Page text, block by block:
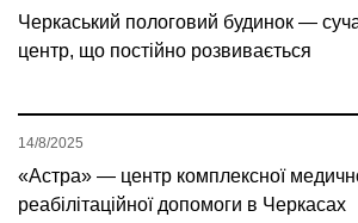
Черкаський пологовий будинок —
центр, що постійно розвивається
«Астра» — центр комплексної
реабілітаційної допомоги в Черкасах
14/8/2025